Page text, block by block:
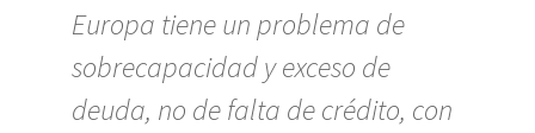
Europa tiene un problema de
sobrecapacidad y exceso de
deuda, no de falta de crédito, con